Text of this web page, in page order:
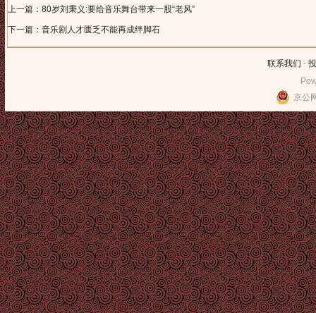
上一篇：80岁刘秉义:要给音乐舞台带来一股“老风”
下一篇：音乐剧人才匮乏不能再成绊脚石
联系我们 -
京公